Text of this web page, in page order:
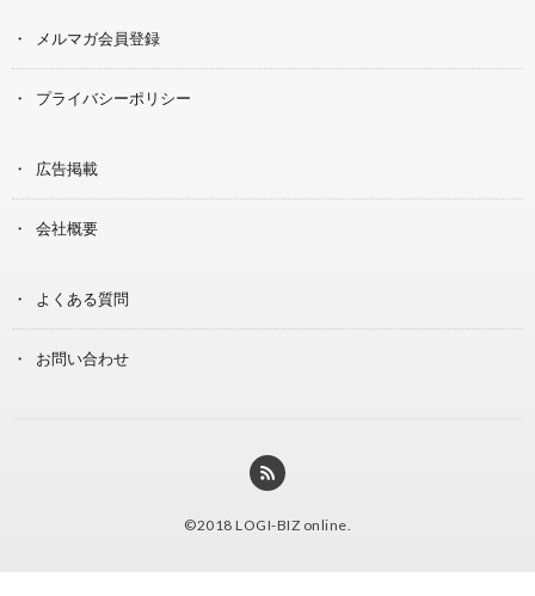
メルマガ会員登録
プライバシーポリシー
広告掲載
会社概要
よくある質問
お問い合わせ
©2018 LOGI-BIZ online